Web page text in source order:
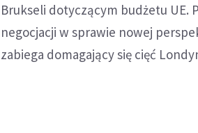
Brukseli dotyczącym budżetu UE.
negocjacji w sprawie nowej
zabiega domagający się cięć